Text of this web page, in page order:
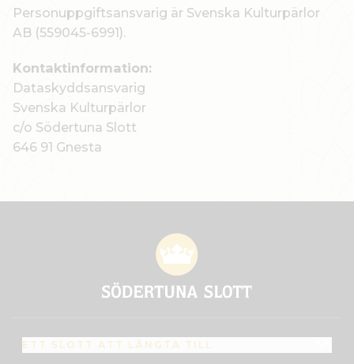
Personuppgiftsansvarig är Svenska Kulturpärlor
AB (559045-6991).
Kontaktinformation:
Dataskyddsansvarig
Svenska Kulturpärlor
c/o Södertuna Slott
646 91 Gnesta
ETT SLOTT ATT LÄNGTA TILL